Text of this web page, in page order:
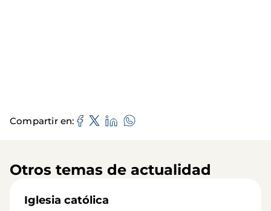
Compartir en
Otros temas de actualidad
Iglesia católica